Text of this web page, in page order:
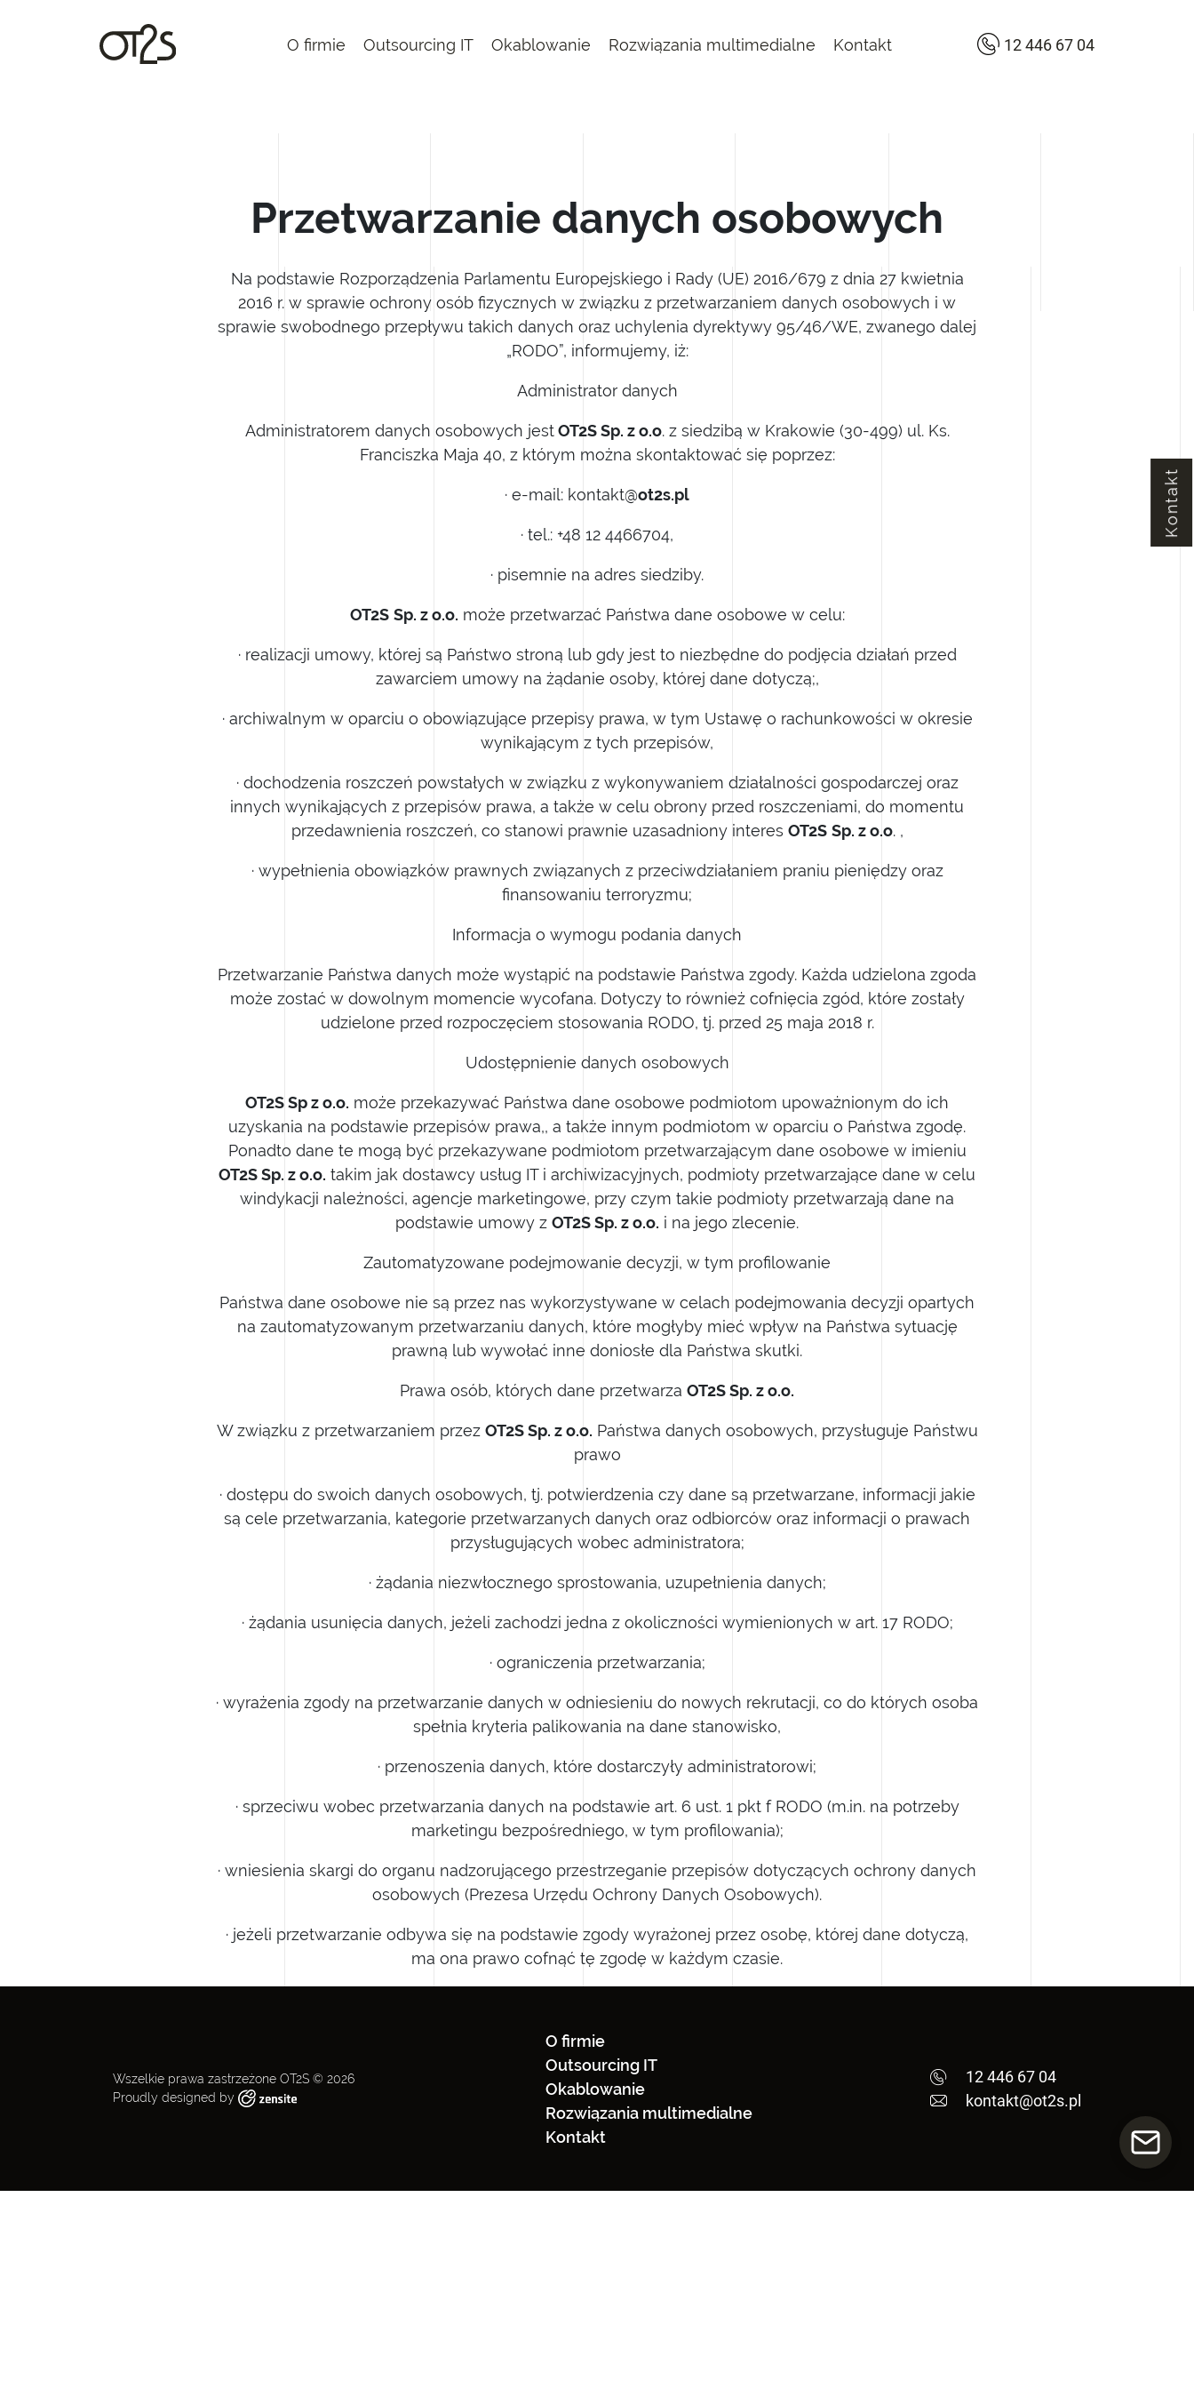
O firmie Outsourcing IT Okablowanie Rozwiązania multimedialne Kontakt 12 446 67 04
Przetwarzanie danych osobowych
Na podstawie Rozporządzenia Parlamentu Europejskiego i Rady (UE) 2016/679 z dnia 27 kwietnia
2016 r. w sprawie ochrony osób fizycznych w związku z przetwarzaniem danych osobowych i w
sprawie swobodnego przepływu takich danych oraz uchylenia dyrektywy 95/46/WE, zwanego dalej
„RODO”, informujemy, iż:
Administrator danych
Administratorem danych osobowych jestOT2S Sp. z o.o. z siedzibą w Krakowie (30-499) ul. Ks.
Franciszka Maja 40, z którym można skontaktować się poprzez:
· e-mail: kontakt@ot2s.pl
· tel.: +48 12 4466704,
· pisemnie na adres siedziby.
OT2S Sp. z o.o. może przetwarzać Państwa dane osobowe w celu:
· realizacji umowy, której są Państwo stroną lub gdy jest to niezbędne do podjęcia działań przed
zawarciem umowy na żądanie osoby, której dane dotyczą;,
· archiwalnym w oparciu o obowiązujące przepisy prawa, w tym Ustawę o rachunkowości w okresie
wynikającym z tych przepisów,
· dochodzenia roszczeń powstałych w związku z wykonywaniem działalności gospodarczej oraz
innych wynikających z przepisów prawa, a także w celu obrony przed roszczeniami, do momentu
przedawnienia roszczeń, co stanowi prawnie uzasadniony interes OT2S Sp. z o.o. ,
· wypełnienia obowiązków prawnych związanych z przeciwdziałaniem praniu pieniędzy oraz
finansowaniu terroryzmu;
Informacja o wymogu podania danych
Przetwarzanie Państwa danych może wystąpić na podstawie Państwa zgody. Każda udzielona zgoda
może zostać w dowolnym momencie wycofana. Dotyczy to również cofnięcia zgód, które zostały
udzielone przed rozpoczęciem stosowania RODO, tj. przed 25 maja 2018 r.
Udostępnienie danych osobowych
OT2S Sp z o.o. może przekazywać Państwa dane osobowe podmiotom upoważnionym do ich
uzyskania na podstawie przepisów prawa,, a także innym podmiotom w oparciu o Państwa zgodę.
Ponadto dane te mogą być przekazywane podmiotom przetwarzającym dane osobowe w imieniu
OT2S Sp. z o.o. takim jak dostawcy usług IT i archiwizacyjnych, podmioty przetwarzające dane w celu
windykacji należności, agencje marketingowe, przy czym takie podmioty przetwarzają dane na
podstawie umowy z OT2S Sp. z o.o. i na jego zlecenie.
Zautomatyzowane podejmowanie decyzji, w tym profilowanie
Państwa dane osobowe nie są przez nas wykorzystywane w celach podejmowania decyzji opartych
na zautomatyzowanym przetwarzaniu danych, które mogłyby mieć wpływ na Państwa sytuację
prawną lub wywołać inne doniosłe dla Państwa skutki.
Prawa osób, których dane przetwarza OT2S Sp. z o.o.
W związku z przetwarzaniem przez OT2S Sp. z o.o. Państwa danych osobowych, przysługuje Państwu
prawo
· dostępu do swoich danych osobowych, tj. potwierdzenia czy dane są przetwarzane, informacji jakie
są cele przetwarzania, kategorie przetwarzanych danych oraz odbiorców oraz informacji o prawach
przysługujących wobec administratora;
· żądania niezwłocznego sprostowania, uzupełnienia danych;
· żądania usunięcia danych, jeżeli zachodzi jedna z okoliczności wymienionych w art. 17 RODO;
· ograniczenia przetwarzania;
· wyrażenia zgody na przetwarzanie danych w odniesieniu do nowych rekrutacji, co do których osoba
spełnia kryteria palikowania na dane stanowisko,
· przenoszenia danych, które dostarczyły administratorowi;
· sprzeciwu wobec przetwarzania danych na podstawie art. 6 ust. 1 pkt f RODO (m.in. na potrzeby
marketingu bezpośredniego, w tym profilowania);
· wniesienia skargi do organu nadzorującego przestrzeganie przepisów dotyczących ochrony danych
osobowych (Prezesa Urzędu Ochrony Danych Osobowych).
· jeżeli przetwarzanie odbywa się na podstawie zgody wyrażonej przez osobę, której dane dotyczą,
ma ona prawo cofnąć tę zgodę w każdym czasie.
Wszelkie prawa zastrzeżone OT2S © 2026
Proudly designed by
O firmie
Outsourcing IT
Okablowanie
Rozwiązania multimedialne
Kontakt
12 446 67 04
kontakt@ot2s.pl
Kontakt
Wyrażam zgodę na przetwarzanie moich danych
przez OT2S Sp. z o.o.